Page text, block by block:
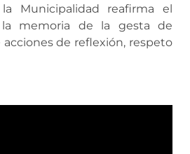
Municipalidad reafirma el
memoria de la gesta de
de reflexión, respeto